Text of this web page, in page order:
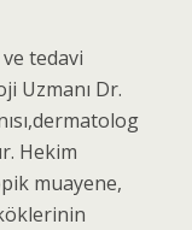
tedavi
Uzmanı Dr.
Hekim
muayene,